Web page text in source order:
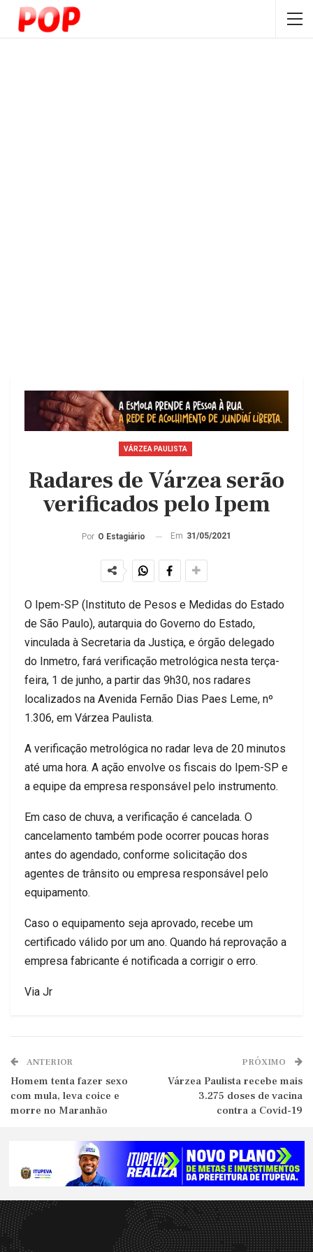
VÁRZEA PAULISTA
Radares de Várzea serão
verificados pelo Ipem
Por O Estagiário Em 31/05/2021
O Ipem-SP (Instituto de Pesos e Medidas do Estado
de São Paulo), autarquia do Governo do Estado,
vinculada à Secretaria da Justiça, e órgão delegado
do Inmetro, fará verificação metrológica nesta terça-
feira, 1 de junho, a partir das 9h30, nos radares
localizados na Avenida Fernão Dias Paes Leme, nº
1.306, em Várzea Paulista.
A verificação metrológica no radar leva de 20 minutos
até uma hora. A ação envolve os fiscais do Ipem-SP e
a equipe da empresa responsável pelo instrumento.
Em caso de chuva, a verificação é cancelada. O
cancelamento também pode ocorrer poucas horas
antes do agendado, conforme solicitação dos
agentes de trânsito ou empresa responsável pelo
equipamento.
Caso o equipamento seja aprovado, recebe um
certificado válido por um ano. Quando há reprovação a
empresa fabricante é notificada a corrigir o erro.
Via Jr
ANTERIOR
Homem tenta fazer sexo
com mula, leva coice e
morre no Maranhão
PRÓXIMO
Várzea Paulista recebe mais
3.275 doses de vacina
contra a Covid-19